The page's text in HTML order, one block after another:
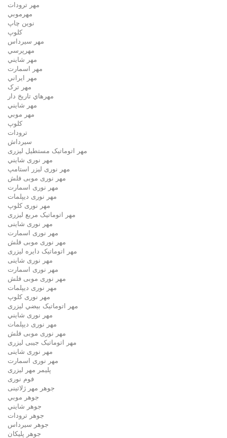
مهر ترودات
مهرموبي
نوين چاپ
کلوپ
مهر سيرداس
مهرپرسي
مهر شايني
مهر اسمارت
مهر ايراني
مهر ترک
مهرهاي تاريخ دار
مهر شايني
مهر موبي
کلوپ
ترودات
سیرداش
مهر اتوماتیک مستطیل لیزری
مهر نوری شايني
مهر نوری لیزر استامپ
مهر نوری موبی فلش
مهر نوری اسمارت
مهر نوری ديپلمات
مهر نوری کلوپ
مهر اتوماتیک مربع لیزری
مهر نوری شاینی
مهر نوری اسمارت
مهر نوری موبی فلش
مهر اتوماتیک دايره لیزری
مهر نوری شاینی
مهر نوری اسمارت
مهر نوری موبی فلش
مهر نوری دیپلمات
مهر نوری کلوپ
مهر اتوماتیک بيضي لیزری
مهر نوری شايني
مهر نوری دیپلمات
مهر نوری موبی فلش
مهر اتوماتیک جیبی لیزری
مهر نوری شاینی
مهر نوری اسمارت
پلیمر مهر لیزری
فوم نوری
جوهر مهر ژلاتینی
جوهر موبي
جوهر شايني
جوهر ترودات
جوهر سيرداس
جوهر پلیکان